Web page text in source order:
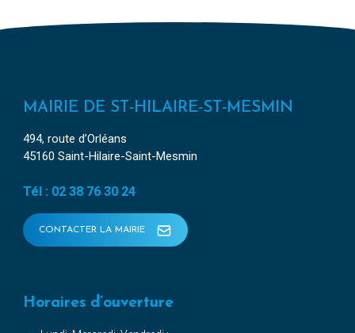
MAIRIE DE ST-HILAIRE-ST-MESMIN
494, route d’Orléans
45160 Saint-Hilaire-Saint-Mesmin
Tél : 02 38 76 30 24
CONTACTER LA MAIRIE
Horaires d’ouverture